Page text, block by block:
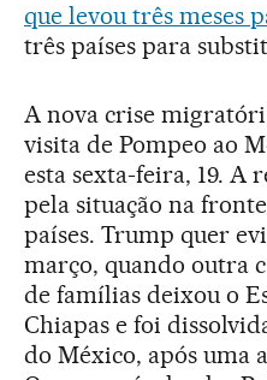
que levou três meses
três países para
A nova crise
visita de Pompeo ao
esta sexta-feira, 19. A
pela situação na
países. Trump quer
março, quando outra
de famílias deixou o
Chiapas e foi
do México, após uma